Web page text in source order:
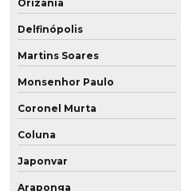
Orizânia
Delfinópolis
Martins Soares
Monsenhor Paulo
Coronel Murta
Coluna
Japonvar
Araponga